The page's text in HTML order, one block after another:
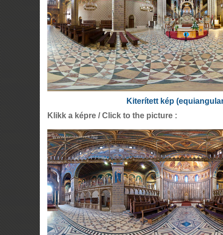
Kiterített kép
Klikk a képre / Click to the picture :